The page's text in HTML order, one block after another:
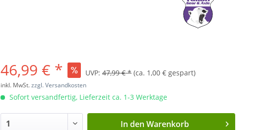
46,99 € * UVP:47,99 € *(ca. 1,00 € gespart)
inkl. MwSt.zzgl. Versandkosten
Sofort versandfertig, Lieferzeit ca. 1-3 Werktage
In den Warenkorb